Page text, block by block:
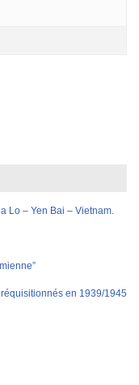
Lo – Yen Bai – Vietnam.
en 1939/1945